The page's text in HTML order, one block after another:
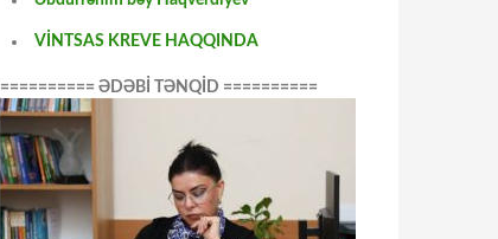
VİNTSAS KREVE HAQQINDA
========== ƏDƏBİ TƏNQİD ==========